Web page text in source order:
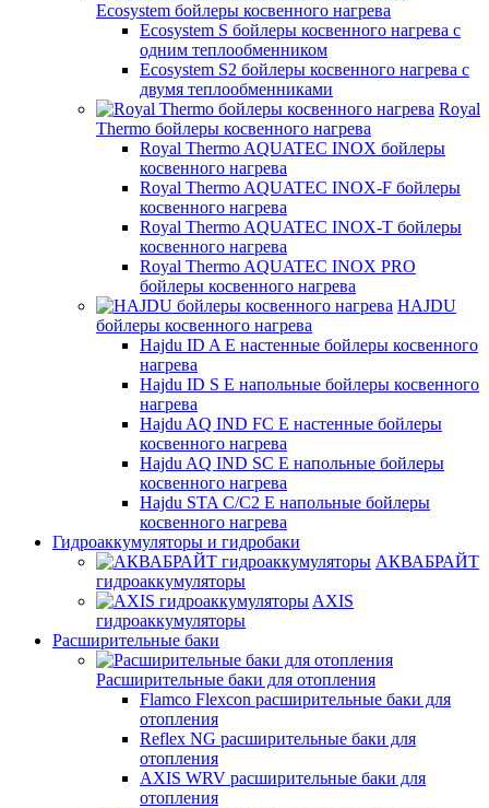
Ecosystem бойлеры косвенного нагрева
Ecosystem S бойлеры косвенного нагрева с
одним теплообменником
Ecosystem S2 бойлеры косвенного нагрева с
двумя теплообменниками
Royal
Thermo бойлеры косвенного нагрева
Royal Thermo AQUATEC INOX бойлеры
косвенного нагрева
Royal Thermo AQUATEC INOX-F бойлеры
косвенного нагрева
Royal Thermo AQUATEC INOX-T бойлеры
косвенного нагрева
Royal Thermo AQUATEC INOX PRO
бойлеры косвенного нагрева
HAJDU
бойлеры косвенного нагрева
Hajdu ID A E настенные бойлеры косвенного
нагрева
Hajdu ID S E напольные бойлеры косвенного
нагрева
Hajdu AQ IND FC E настенные бойлеры
косвенного нагрева
Hajdu AQ IND SC E напольные бойлеры
косвенного нагрева
Hajdu STA C/C2 E напольные бойлеры
косвенного нагрева
Гидроаккумуляторы и гидробаки
АКВАБРАЙТ
гидроаккумуляторы
AXIS
гидроаккумуляторы
Расширительные баки
Расширительные баки для отопления
Flamco Flexcon расширительные баки для
отопления
Reflex NG расширительные баки для
отопления
AXIS WRV расширительные баки для
отопления